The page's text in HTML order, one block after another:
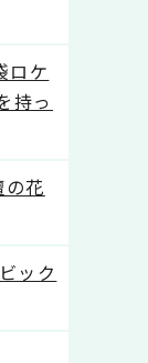
ケ
持っ
花
ック